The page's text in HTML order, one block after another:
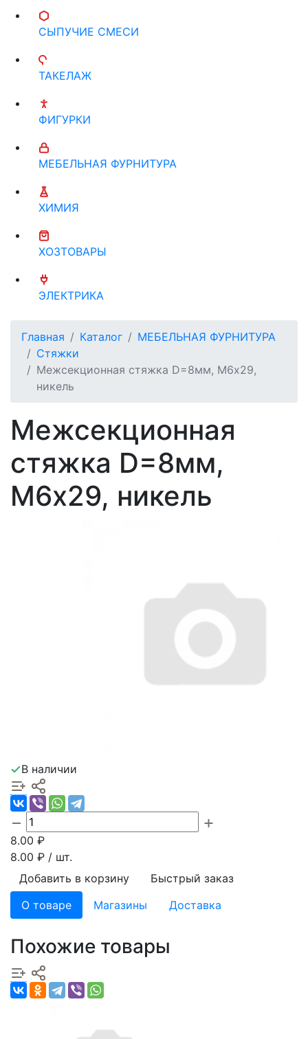
СЫПУЧИЕ СМЕСИ
ТАКЕЛАЖ
ФИГУРКИ
МЕБЕЛЬНАЯ ФУРНИТУРА
ХИМИЯ
ХОЗТОВАРЫ
ЭЛЕКТРИКА
Главная Каталог
МЕБЕЛЬНАЯ ФУРНИТУРА
Стяжки
Межсекционная стяжка D=8мм, М6х29,
никель
Межсекционная
стяжка D=8мм,
М6х29, никель
В наличии
8.00 ₽
8.00 ₽ / шт.
Добавить в корзину
Быстрый заказ
О товаре
Магазины Доставка
Похожие товары